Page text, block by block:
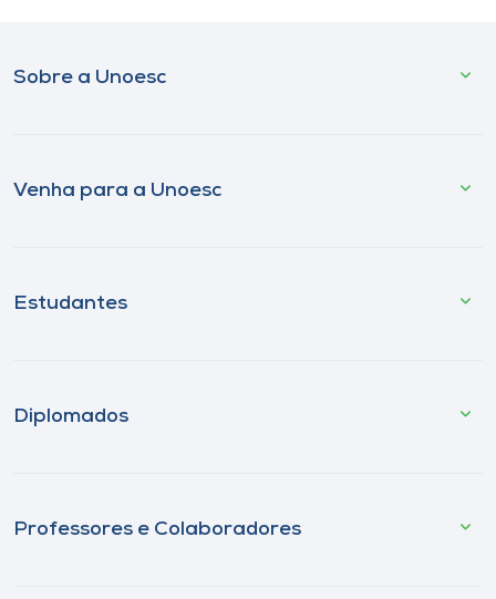
Sobre a Unoesc
Venha para a Unoesc
Estudantes
Diplomados
Professores e Colaboradores